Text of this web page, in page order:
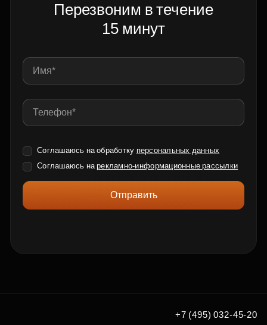
Перезвоним в течение
15 минут
Соглашаюсь на обработку персональных данных
Соглашаюсь нарекламно-информационные рассылки
Отправить
+7 (495) 032-45-20